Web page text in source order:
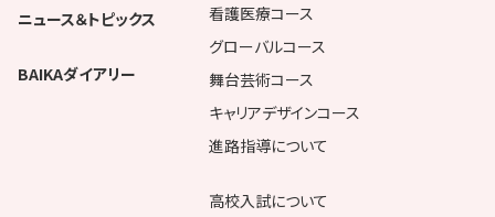
ニュース＆トピックス
BAIKAダイアリー
看護医療コース
グローバルコース
舞台芸術コース
キャリアデザインコース
進路指導について
高校入試について